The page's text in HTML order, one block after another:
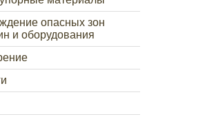
опасных зон
и оборудования